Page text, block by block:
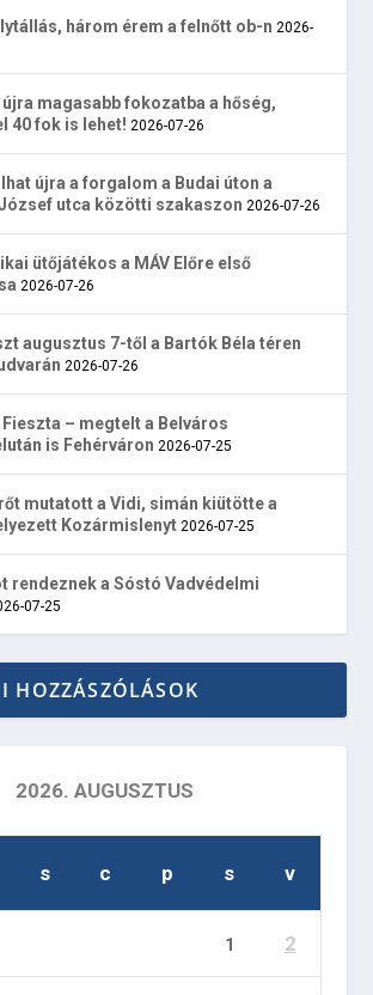
három érem a felnőtt ob-n 2026-
magasabb fokozatba a hőség,
40 fok is lehet! 2026-07-26
újra a forgalom a Budai úton a
utca közötti szakaszon 2026-07-26
ütőjátékos a MÁV Előre első
2026-07-26
augusztus 7-től a Bartók Béla téren
2026-07-26
– megtelt a Belváros
is Fehérváron 2026-07-25
mutatott a Vidi, simán kiütötte a
Kozármislenyt 2026-07-25
rendeznek a Sóstó Vadvédelmi
07-25
HOZZÁSZÓLÁSOK
2026. AUGUSZTUS
s c p s v
1 2